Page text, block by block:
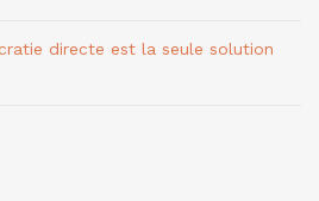
directe est la seule solution